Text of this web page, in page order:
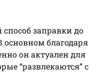
способ заправки до
основном благодаря
он актуален для
“развлекаются” с